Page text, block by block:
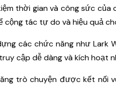
thời gian và công sức của
tác tự do và hiệu quả
các chức năng như Lark
cập dễ dàng và kích hoạt
trò chuyện được kết nối